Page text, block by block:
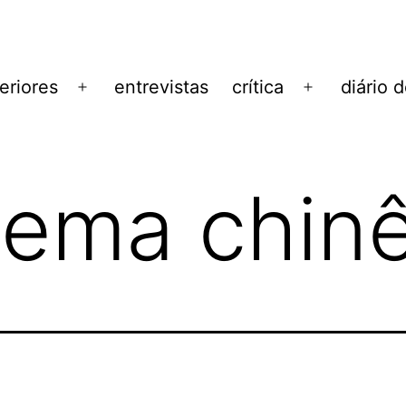
Abrir
entrevistas crítica
Abrir
diário